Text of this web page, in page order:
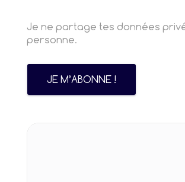
Je ne partage tes données
personne.